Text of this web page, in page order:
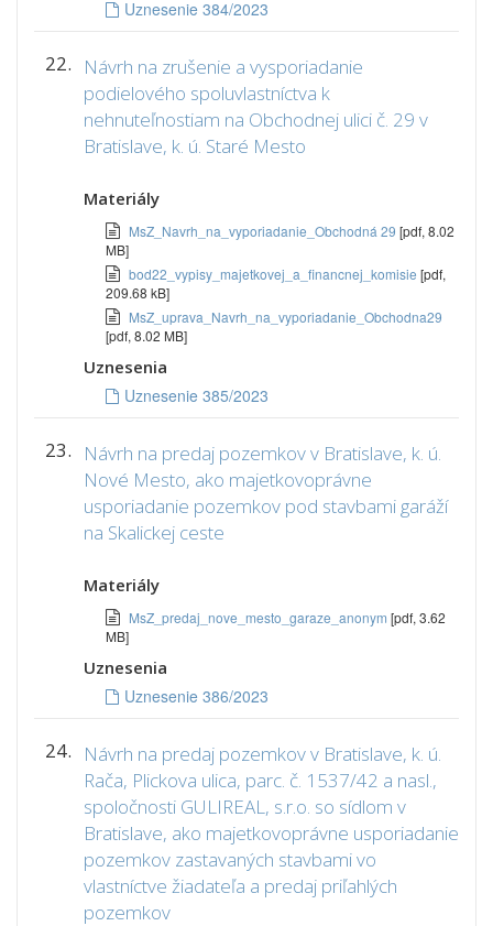
Uznesenie 384/2023
22.
Návrh na zrušenie a vysporiadanie
podielového spoluvlastníctva k
nehnuteľnostiam na Obchodnej ulici č. 29 v
Bratislave, k. ú. Staré Mesto
Materiály
MsZ_Navrh_na_vyporiadanie_Obchodná 29 [pdf, 8.02
MB]
bod22_vypisy_majetkovej_a_financnej_komisie [pdf,
209.68 kB]
MsZ_uprava_Navrh_na_vyporiadanie_Obchodna29
[pdf, 8.02 MB]
Uznesenia
Uznesenie 385/2023
23.
Návrh na predaj pozemkov v Bratislave, k. ú.
Nové Mesto, ako majetkovoprávne
usporiadanie pozemkov pod stavbami garáží
na Skalickej ceste
Materiály
MsZ_predaj_nove_mesto_garaze_anonym [pdf, 3.62
MB]
Uznesenia
Uznesenie 386/2023
24.
Návrh na predaj pozemkov v Bratislave, k. ú.
Rača, Plickova ulica, parc. č. 1537/42 a nasl.,
spoločnosti GULIREAL, s.r.o. so sídlom v
Bratislave, ako majetkovoprávne usporiadanie
pozemkov zastavaných stavbami vo
vlastníctve žiadateľa a predaj priľahlých
pozemkov